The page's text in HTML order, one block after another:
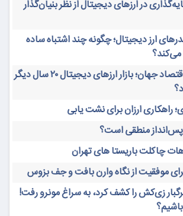
در ارزهای دیجیتال از نظر بنیان‌گذار
ارز دیجیتال؛ چگونه چند اشتباه ساده
می‌کند؟
پشت پرده آینده اقتصاد جهان؛ بازار ارزهای دیجیتال ۲۰ سال دیگر
راهکاری ارزان برای نشت یابی
پس‌انداز منطقی است؟
چاکلت باریستا های تهران
موفقیت از نگاه وارن بافت و جف بزوس
زی‌کش را کشف کرد، به سراغ مونرو رفت!